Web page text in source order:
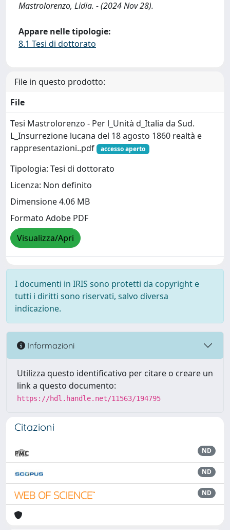
Mastrolorenzo, Lidia. - (2024 Nov 28).
Appare nelle tipologie:
8.1 Tesi di dottorato
File in questo prodotto:
File
Tesi Mastrolorenzo - Per l_Unità d_Italia da Sud.
L_Insurrezione lucana del 18 agosto 1860 realtà e
rappresentazioni..pdf
accesso aperto
Tipologia: Tesi di dottorato
Licenza: Non definito
Dimensione 4.06 MB
Formato Adobe PDF
Visualizza/Apri
I documenti in IRIS sono protetti da copyright e
tutti i diritti sono riservati, salvo diversa
indicazione.
Informazioni
Utilizza questo identificativo per citare o creare un
link a questo documento:
https://hdl.handle.net/11563/194795
Citazioni
ND
ND
ND